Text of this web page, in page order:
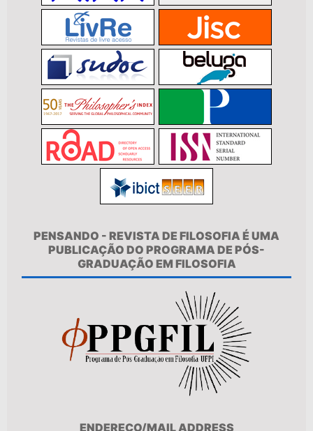
PENSANDO - REVISTA DE FILOSOFIA É UMA
PUBLICAÇÃO DO PROGRAMA DE PÓS-
GRADUAÇÃO EM FILOSOFIA
ENDEREÇO/MAIL ADDRESS